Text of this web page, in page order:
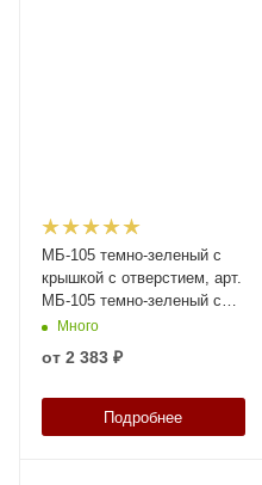
МБ-105 темно-зеленый с
крышкой с отверстием, арт.
МБ-105 темно-зеленый с
крышкой с отверстием, код:
Много
от 2 383 ₽
Подробнее